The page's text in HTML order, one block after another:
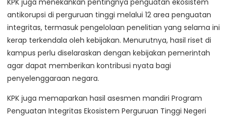
KPK juga menekankan pentingnya penguatan ekosistem
antikorupsi di perguruan tinggi melalui 12 area penguatan
integritas, termasuk pengelolaan penelitian yang selama ini
kerap terkendala oleh kebijakan. Menurutnya, hasil riset di
kampus perlu diselaraskan dengan kebijakan pemerintah
agar dapat memberikan kontribusi nyata bagi
penyelenggaraan negara.
KPK juga memaparkan hasil asesmen mandiri Program
Penguatan Integritas Ekosistem Perguruan Tinggi Negeri